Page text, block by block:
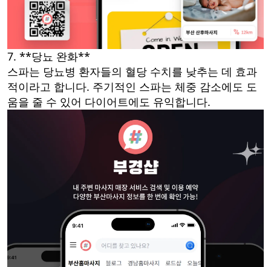
7. **당뇨 완화**
스파는 당뇨병 환자들의 혈당 수치를 낮추는 데 효과
적이라고 합니다. 주기적인 스파는 체중 감소에도 도
움을 줄 수 있어 다이어트에도 유익합니다.